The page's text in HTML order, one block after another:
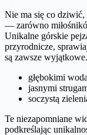
Nie ma się co dziwić,
— zarówno
Unikalne górskie
przyrodnicze,
są zawsze
głębokimi
jasnymi
soczystą
Te niezapomniane
podkreślając